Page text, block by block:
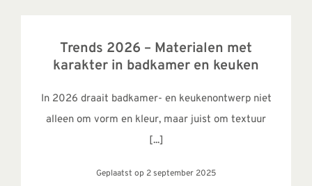
Trends 2026 – Materialen met
karakter in badkamer en keuken
In 2026 draait badkamer- en keukenontwerp niet
alleen om vorm en kleur, maar juist om textuur
[...]
Geplaatst op 2 september 2025